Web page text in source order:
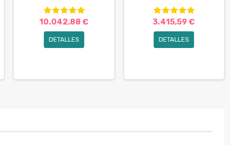
10.042,88 €
DETALLES
3.415,59 €
DETALLES